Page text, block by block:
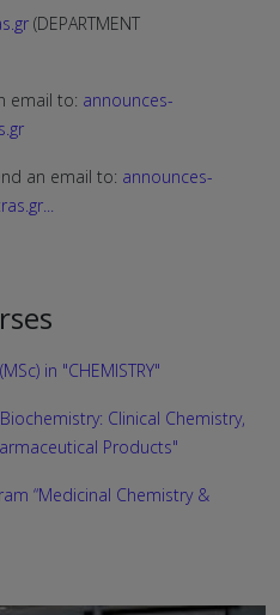
(DEPARTMENT
email to: announces-
an email to: announces-
...
in "CHEMISTRY"
Clinical Chemistry,
Products"
“Medicinal Chemistry &